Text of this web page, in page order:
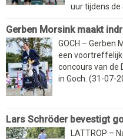
uur tijdens de
Gerben Morsink maakt
GOCH – Gerben
een
concours van de
in Goch. (31-07-
Lars Schröder bevestigt
LATTROP –